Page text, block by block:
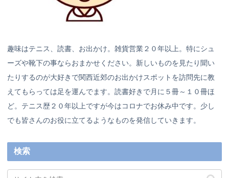
趣味はテニス、読書、お出かけ。雑貨営業２０年以上。特にシュ
ーズや靴下の事ならおまかせください。新しいものを見たり聞い
たりするのが大好きで関西近郊のお出かけスポットを訪問先に教
えてもらっては足を運んでます。読書好きで月に５冊～１０冊ほ
ど。テニス歴２０年以上ですが今はコロナでお休み中です。少し
でも皆さんのお役に立てるようなものを発信していきます。
検索